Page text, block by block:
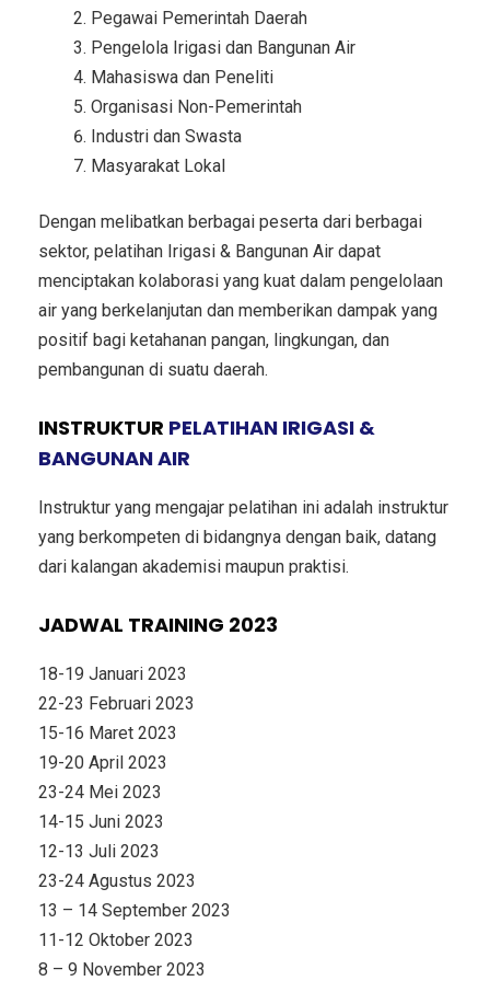
Pegawai Pemerintah Daerah
Pengelola Irigasi dan Bangunan Air
Mahasiswa dan Peneliti
Organisasi Non-Pemerintah
Industri dan Swasta
Masyarakat Lokal
Dengan melibatkan berbagai peserta dari berbagai
sektor, pelatihan Irigasi & Bangunan Air dapat
menciptakan kolaborasi yang kuat dalam pengelolaan
air yang berkelanjutan dan memberikan dampak yang
positif bagi ketahanan pangan, lingkungan, dan
pembangunan di suatu daerah.
INSTRUKTUR PELATIHAN IRIGASI &
BANGUNAN AIR
Instruktur yang mengajar pelatihan ini adalah instruktur
yang berkompeten di bidangnya dengan baik, datang
dari kalangan akademisi maupun praktisi.
JADWAL TRAINING 2023
18-19 Januari 2023
22-23 Februari 2023
15-16 Maret 2023
19-20 April 2023
23-24 Mei 2023
14-15 Juni 2023
12-13 Juli 2023
23-24 Agustus 2023
13 – 14 September 2023
11-12 Oktober 2023
8 – 9 November 2023